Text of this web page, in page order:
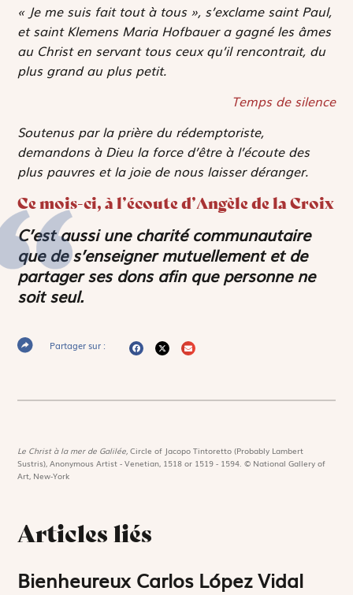
« Je me suis fait tout à tous », s’exclame saint Paul,
et saint Klemens Maria Hofbauer a gagné les âmes
au Christ en servant tous ceux qu’il rencontrait, du
plus grand au plus petit.
Temps de silence
Soutenus par la prière du rédemptoriste,
demandons à Dieu la force d’être à l’écoute des
plus pauvres et la joie de nous laisser déranger.
Ce mois-ci, à l’écoute d’Angèle de la Croix
C’est aussi une charité communautaire
que de s’enseigner mutuellement et de
partager ses dons afin que personne ne
soit seul.
Partager sur :
Le Christ à la mer de Galilée,Circle of Jacopo Tintoretto (Probably Lambert
Sustris), Anonymous Artist - Venetian, 1518 or 1519 - 1594. © National Gallery of
Art, New-York
Articles liés
Bienheureux Carlos López Vidal